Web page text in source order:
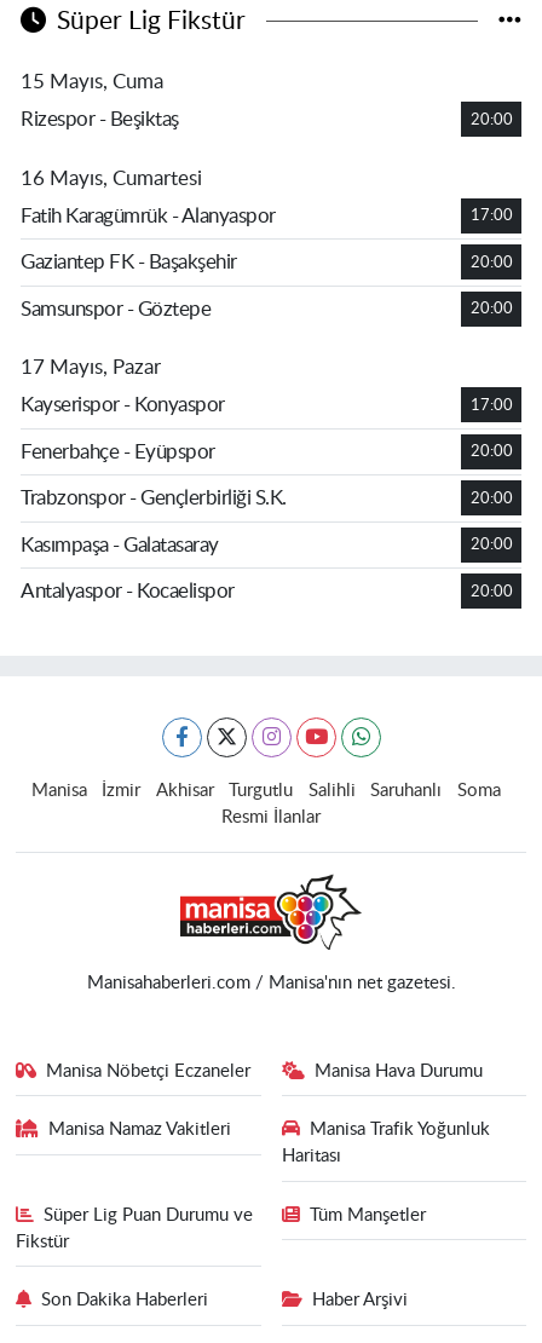
Süper Lig Fikstür
15 Mayıs, Cuma
Rizespor - Beşiktaş
20:00
16 Mayıs, Cumartesi
Fatih Karagümrük - Alanyaspor
17:00
Gaziantep FK - Başakşehir 20:00
Samsunspor - Göztepe 20:00
17 Mayıs, Pazar
Kayserispor - Konyaspor
17:00
Fenerbahçe - Eyüpspor 20:00
Trabzonspor - Gençlerbirliği S.K. 20:00
Kasımpaşa - Galatasaray 20:00
Antalyaspor - Kocaelispor 20:00
Manisa İzmir Akhisar Turgutlu Salihli Saruhanlı
Soma
Resmi İlanlar
Manisahaberleri.com / Manisa'nın net gazetesi.
Manisa Nöbetçi Eczaneler Manisa Hava Durumu
Manisa Namaz Vakitleri
Manisa Trafik Yoğunluk
Haritası
Süper Lig Puan Durumu ve
Fikstür
Tüm Manşetler
Son Dakika Haberleri Haber Arşivi